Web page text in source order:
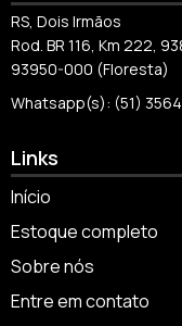
RS, Dois Irmãos
Rod. BR 116, Km 222,
93950-000 (Floresta)
Whatsapp(s): (51)
Links
Início
Estoque completo
Sobre nós
Entre em contato